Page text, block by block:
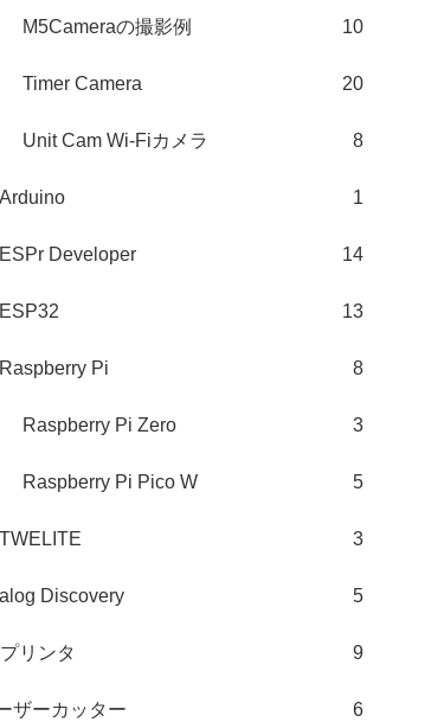
M5Cameraの撮影例 10
Timer Camera 20
Unit Cam Wi-Fiカメラ 8
Arduino 1
ESPr Developer 14
ESP32 13
Raspberry Pi 8
Raspberry Pi Zero 3
Raspberry Pi Pico W 5
TWELITE 3
Discovery 5
リンタ 9
ザーカッター 6